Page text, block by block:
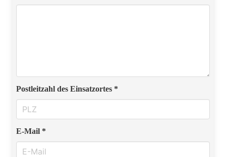
Postleitzahl des Einsatzortes *
E-Mail *